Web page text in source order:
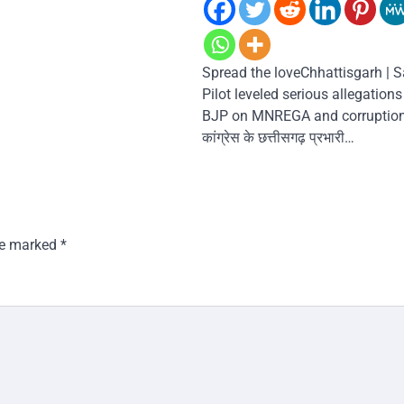
Spread the loveChhattisgarh |
Pilot leveled serious
BJP on MNREGA and
कांग्रेस के छत्तीसगढ़ प्रभारी…
marked *